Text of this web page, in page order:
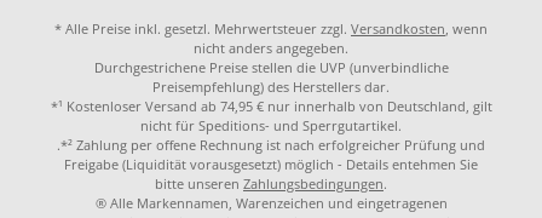
* Alle Preise inkl. gesetzl. Mehrwertsteuer zzgl. Versandkosten, wenn
nicht anders angegeben.
Durchgestrichene Preise stellen die UVP (unverbindliche
Preisempfehlung) des Herstellers dar.
*¹ Kostenloser Versand ab 74,95 € nur innerhalb von Deutschland, gilt
nicht für Speditions- und Sperrgutartikel.
.*² Zahlung per offene Rechnung ist nach erfolgreicher Prüfung und
Freigabe (Liquidität vorausgesetzt) möglich - Details entehmen Sie
bitte unseren Zahlungsbedingungen.
® Alle Markennamen, Warenzeichen und eingetragenen